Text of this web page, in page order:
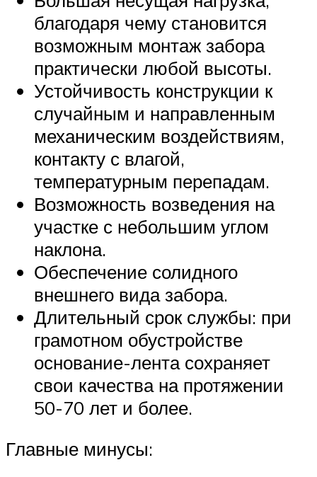
благодаря чему становится
возможным монтаж забора
практически любой высоты.
Устойчивость конструкции к
случайным и направленным
механическим воздействиям,
контакту с влагой,
температурным перепадам.
Возможность возведения на
участке с небольшим углом
наклона.
Обеспечение солидного
внешнего вида забора.
Длительный срок службы: при
грамотном обустройстве
основание-лента сохраняет
свои качества на протяжении
50-70 лет и более.
Главные минусы: